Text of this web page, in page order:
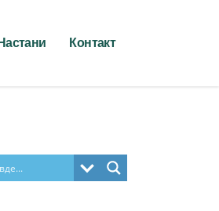
Настани Контакт